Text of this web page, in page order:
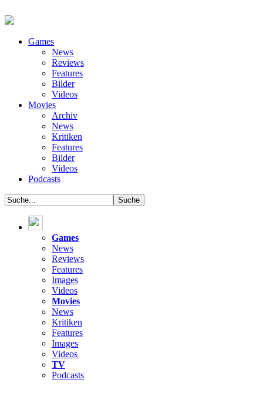
Games
News
Reviews
Features
Bilder
Videos
Movies
Archiv
News
Kritiken
Features
Bilder
Videos
Podcasts
Games
News
Reviews
Features
Images
Videos
Movies
News
Kritiken
Features
Images
Videos
TV
Podcasts